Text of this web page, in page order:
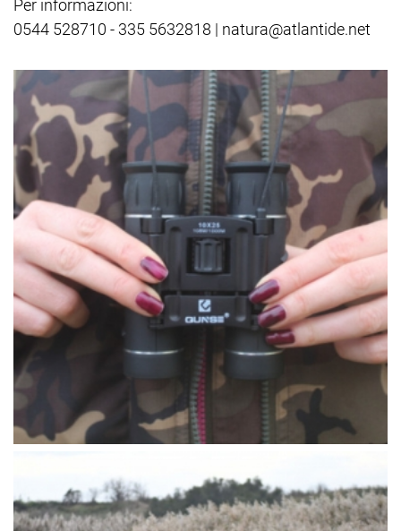
Per informazioni:
0544 528710 - 335 5632818 | natura@atlantide.net